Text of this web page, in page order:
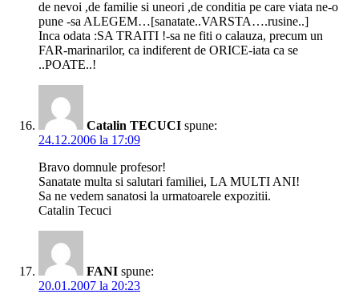
de nevoi ,de familie si uneori ,de conditia pe care viata ne-o
pune -sa ALEGEM…[sanatate..VARSTA….rusine..]
Inca odata :SA TRAITI !-sa ne fiti o calauza, precum un
FAR-marinarilor, ca indiferent de ORICE-iata ca se
..POATE..!
Catalin TECUCI spune:
24.12.2006 la 17:09
Bravo domnule profesor!
Sanatate multa si salutari familiei, LA MULTI ANI!
Sa ne vedem sanatosi la urmatoarele expozitii.
Catalin Tecuci
FANI spune:
20.01.2007 la 20:23